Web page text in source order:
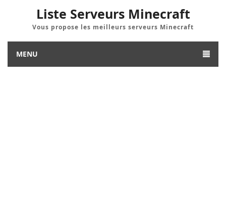
Liste Serveurs Minecraft
Vous propose les meilleurs serveurs Minecraft
MENU